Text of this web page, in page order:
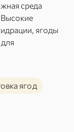
среда
Высокие
ягоды
ягод